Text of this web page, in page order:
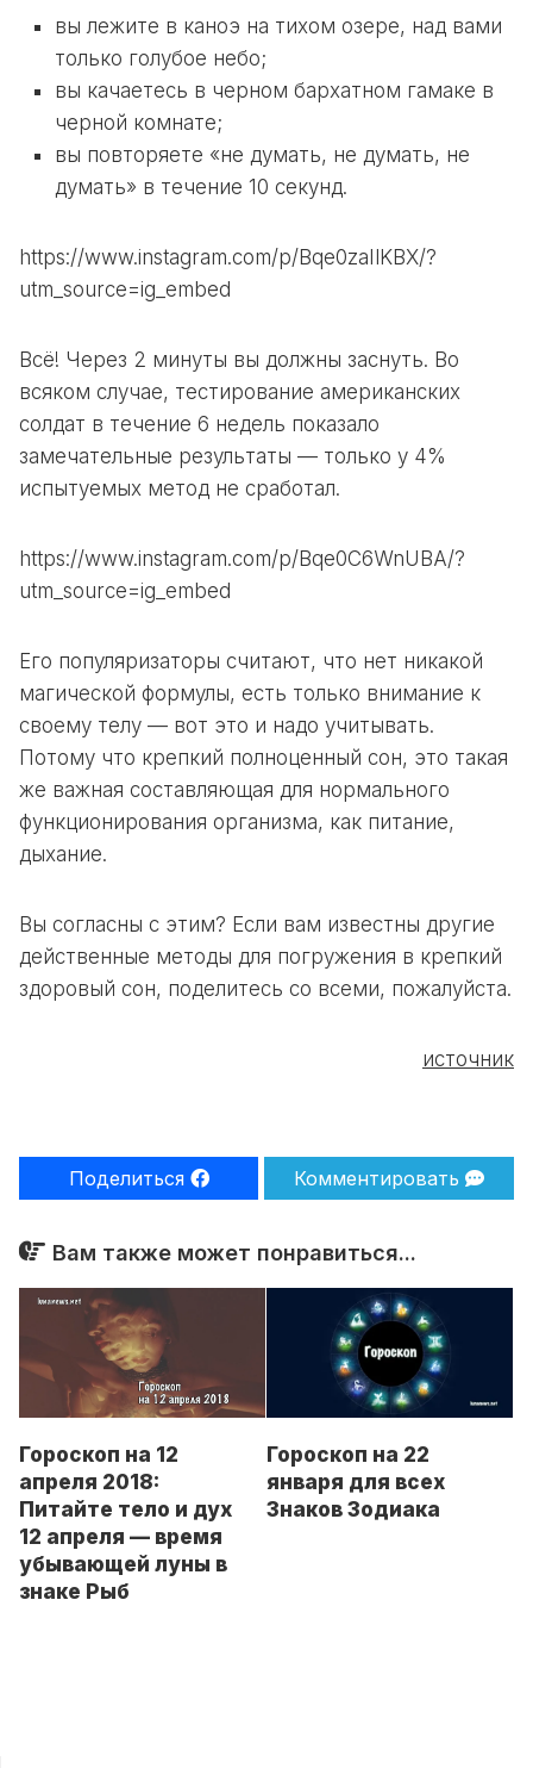
вы лежите в каноэ на тихом озере, над вами
только голубое небо;
вы качаетесь в черном бархатном гамаке в
черной комнате;
вы повторяете «не думать, не думать, не
думать» в течение 10 секунд.
https://www.instagram.com/p/Bqe0zaIlKBX/?
utm_source=ig_embed
Всё! Через 2 минуты вы должны заснуть. Во
всяком случае, тестирование американских
солдат в течение 6 недель показало
замечательные результаты — только у 4%
испытуемых метод не сработал.
https://www.instagram.com/p/Bqe0C6WnUBA/?
utm_source=ig_embed
Его популяризаторы считают, что нет никакой
магической формулы, есть только внимание к
своему телу — вот это и надо учитывать.
Потому что крепкий полноценный сон, это такая
же важная составляющая для нормального
функционирования организма, как питание,
дыхание.
Вы согласны с этим? Если вам известны другие
действенные методы для погружения в крепкий
здоровый сон, поделитесь со всеми, пожалуйста.
источник
Поделиться Комментировать
Вам также может понравиться...
Гороскоп на 12
апреля 2018:
Питайте тело и дух
12 апреля — время
убывающей луны в
знаке Рыб
Гороскоп на 22
января для всех
Знаков Зодиака